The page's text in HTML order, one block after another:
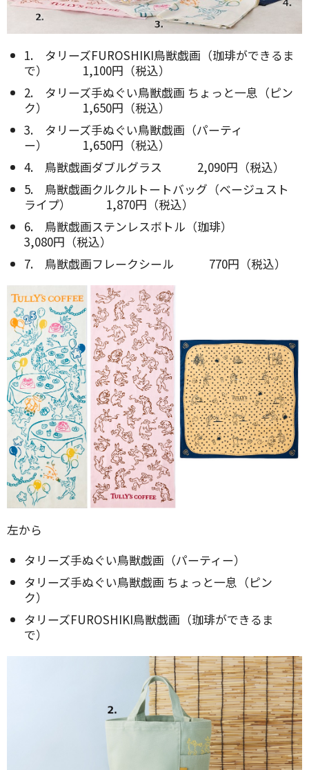
1. タリーズFUROSHIKI鳥獣戯画（珈琲ができるま
で） 1,100円（税込）
2. タリーズ手ぬぐい鳥獣戯画 ちょっと一息（ピン
ク） 1,650円（税込）
3. タリーズ手ぬぐい鳥獣戯画（パーティ
ー） 1,650円（税込）
4. 鳥獣戯画ダブルグラス 2,090円（税込）
5. 鳥獣戯画クルクルトートバッグ（ベージュスト
ライプ） 1,870円（税込）
6. 鳥獣戯画ステンレスボトル（珈琲）
3,080円（税込）
7. 鳥獣戯画フレークシール 770円（税込）
左から
タリーズ手ぬぐい鳥獣戯画（パーティー）
タリーズ手ぬぐい鳥獣戯画 ちょっと一息（ピン
ク）
タリーズFUROSHIKI鳥獣戯画（珈琲ができるま
で）